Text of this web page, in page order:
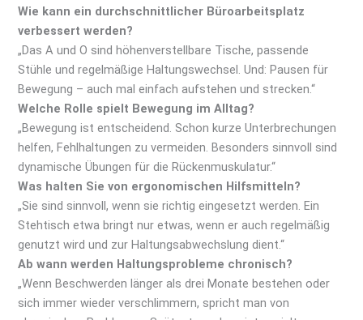
Wie kann ein durchschnittlicher Büroarbeitsplatz
verbessert werden?
„Das A und O sind höhenverstellbare Tische, passende
Stühle und regelmäßige Haltungswechsel. Und: Pausen für
Bewegung – auch mal einfach aufstehen und strecken.“
Welche Rolle spielt Bewegung im Alltag?
„Bewegung ist entscheidend. Schon kurze Unterbrechungen
helfen, Fehlhaltungen zu vermeiden. Besonders sinnvoll sind
dynamische Übungen für die Rückenmuskulatur.“
Was halten Sie von ergonomischen Hilfsmitteln?
„Sie sind sinnvoll, wenn sie richtig eingesetzt werden. Ein
Stehtisch etwa bringt nur etwas, wenn er auch regelmäßig
genutzt wird und zur Haltungsabwechslung dient.“
Ab wann werden Haltungsprobleme chronisch?
„Wenn Beschwerden länger als drei Monate bestehen oder
sich immer wieder verschlimmern, spricht man von